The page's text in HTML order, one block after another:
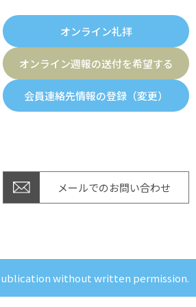
オンライン礼拝
オンライン週報の送付を希望する
会員連絡先情報の登録（変更）
メールでのお問い合わせ
without written permission.